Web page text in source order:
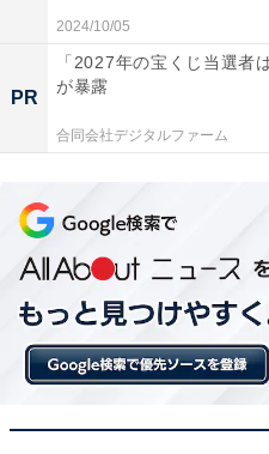
【ひらがなクイズ】解ける
文字」を1分以内で埋めてみ
2024/10/05
PR
「2027年の宝くじ当選者
が暴露
合同会社デジタルファーム